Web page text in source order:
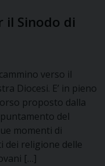
il Sinodo di
verso il
Diocesi. E’ in pieno
proposto dalla
del
momenti di
dei religione delle
[…]